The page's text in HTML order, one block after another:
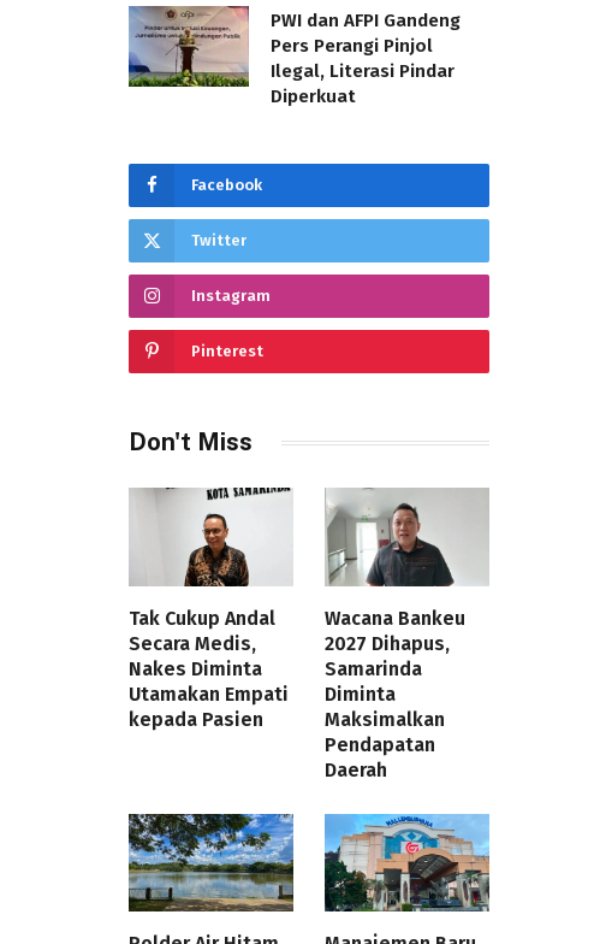
PWI dan AFPI Gandeng
Pers Perangi Pinjol
Ilegal, Literasi Pindar
Diperkuat
Facebook
Twitter
Instagram
Pinterest
Don't Miss
Tak Cukup Andal
Secara Medis,
Nakes Diminta
Utamakan Empati
kepada Pasien
Wacana Bankeu
2027 Dihapus,
Samarinda
Diminta
Maksimalkan
Pendapatan
Daerah